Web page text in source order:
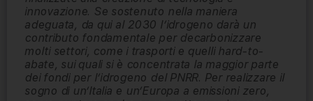
innovazione. Se sostenuto nella maniera
adeguata, da qui al 2030 l’idrogeno darà un
contributo fondamentale per decarbonizzare
molti settori, come i trasporti e quelli hard-to-
abate, sui quali si è concentrata la maggior parte
dei fondi per l’idrogeno del PNRR. Per realizzare il
sogno di un’Italia e un’Europa a emissioni zero,